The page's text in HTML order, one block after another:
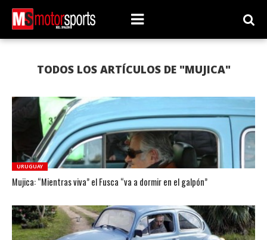
TODOS LOS ARTÍCULOS DE "MUJICA"
URUGUAY
Mujica: “Mientras viva” el Fusca “va a dormir en el galpón”